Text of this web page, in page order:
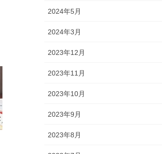
2024年5月
2024年3月
2023年12月
2023年11月
2023年10月
2023年9月
2023年8月